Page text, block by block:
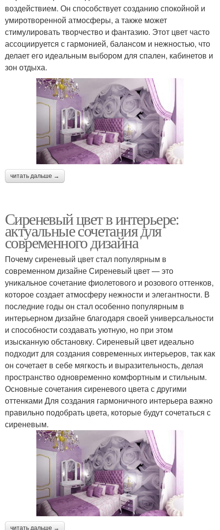
воздействием. Он способствует созданию спокойной и
умиротворенной атмосферы, а также может
стимулировать творчество и фантазию. Этот цвет часто
ассоциируется с гармонией, балансом и нежностью, что
делает его идеальным выбором для спален, кабинетов и
зон отдыха.
читать дальше →
Сиреневый цвет в интерьере:
актуальные сочетания для
современного дизайна
Почему сиреневый цвет стал популярным в
современном дизайне Сиреневый цвет — это
уникальное сочетание фиолетового и розового оттенков,
которое создает атмосферу нежности и элегантности. В
последние годы он стал особенно популярным в
интерьерном дизайне благодаря своей универсальности
и способности создавать уютную, но при этом
изысканную обстановку. Сиреневый цвет идеально
подходит для создания современных интерьеров, так как
он сочетает в себе мягкость и выразительность, делая
пространство одновременно комфортным и стильным.
Основные сочетания сиреневого цвета с другими
оттенками Для создания гармоничного интерьера важно
правильно подобрать цвета, которые будут сочетаться с
сиреневым.
читать дальше →